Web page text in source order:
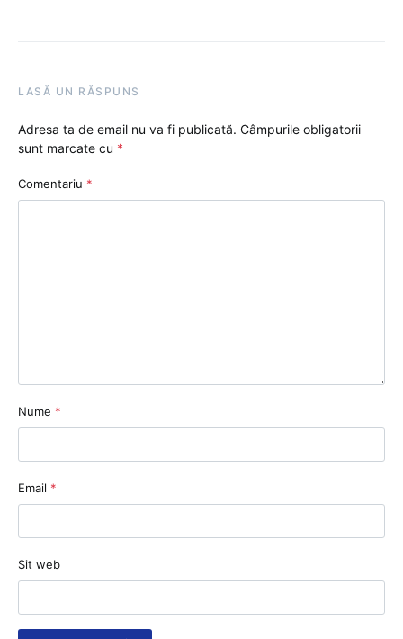
LASĂ UN RĂSPUNS
Adresa ta de email nu va fi publicată. Câmpurile obligatorii
sunt marcate cu *
Comentariu *
Nume *
Email *
Sit web